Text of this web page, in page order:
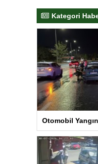
Kategori
Otomobil